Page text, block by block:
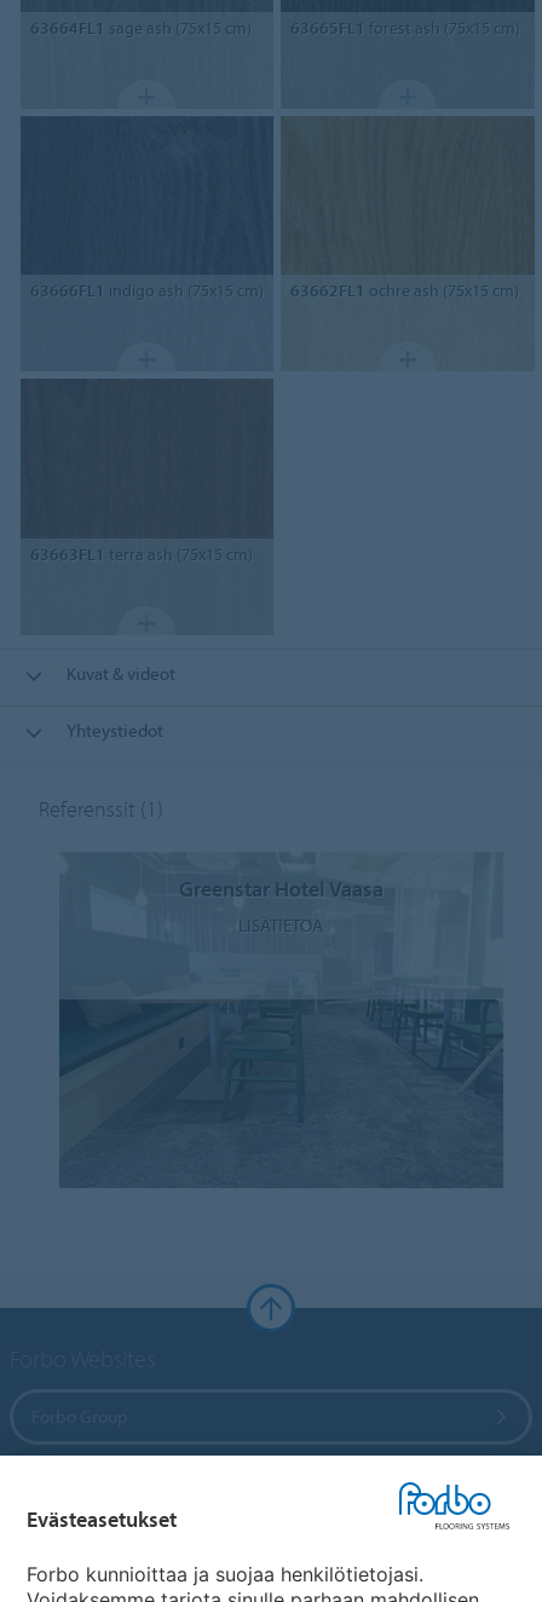
63664FL1 sage ash (75x15 cm) 63665FL1 forest ash (75x15 cm)
63666FL1 indigo ash (75x15 cm) 63662FL1 ochre ash (75x15 cm)
63663FL1 terra ash (75x15 cm)
Kuvat & videot
Yhteystiedot
Referenssit (1)
Greenstar Hotel Vaasa
LISÄTIETOA
Evästeasetukset
Forbo kunnioittaa ja suojaa henkilötietojasi.